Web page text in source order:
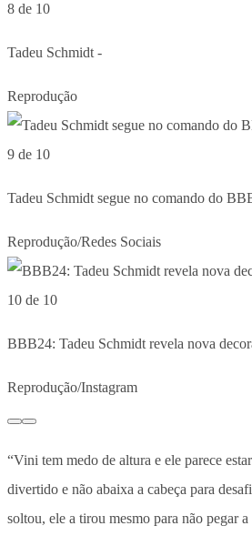
8 de 10
Tadeu Schmidt -
Reprodução
9 de 10
Tadeu Schmidt segue no comando do
Reprodução/Redes Sociais
10 de 10
BBB24: Tadeu Schmidt revela nova
Reprodução/Instagram
“Vini tem medo de altura e ele parece
divertido e não abaixa a cabeça para
soltou, ele a tirou mesmo para não pegar